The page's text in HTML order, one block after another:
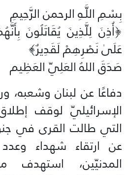
بِسْمِ اللَّـهِ الرحمن الرَّحِيمِ
‏﴿أُذِنَ لِلَّذِينَ يُقَاتَلُونَ
عَلَىٰ نَصْرِهِمْ لَقَدِيرٌ﴾‏
صَدَقَ اللهُ العَلِيّ العَظِيم
دفاعًا عن لبنان وشعبه،
الإسرائيليّ لوقف إطلاق
التي طالت القرى في
عن ارتقاء شهداء
المدنيّين، استهدف